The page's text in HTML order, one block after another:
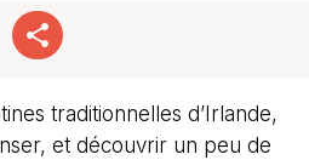
traditionnelles d’Irlande,
et découvrir un peu de